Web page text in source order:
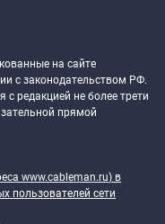
на сайте
с законодательством РФ.
с редакцией не более трети
прямой
www.cableman.ru) в
пользователей сети